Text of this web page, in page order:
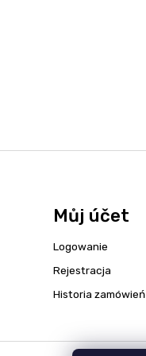
Můj účet
Logowanie
Rejestracja
Historia zamówień